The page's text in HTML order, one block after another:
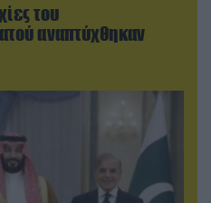
του
αναπτύχθηκαν